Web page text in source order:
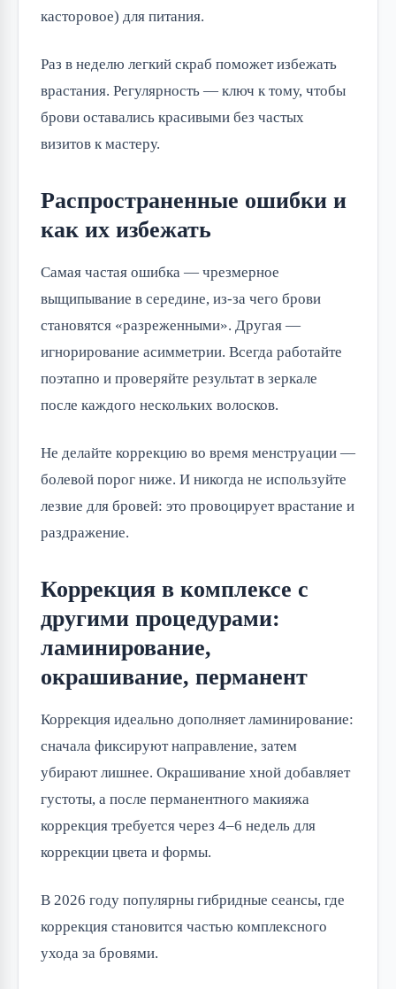
касторовое) для питания.
Раз в неделю легкий скраб поможет избежать
врастания. Регулярность — ключ к тому, чтобы
брови оставались красивыми без частых
визитов к мастеру.
Распространенные ошибки и
как их избежать
Самая частая ошибка — чрезмерное
выщипывание в середине, из-за чего брови
становятся «разреженными». Другая —
игнорирование асимметрии. Всегда работайте
поэтапно и проверяйте результат в зеркале
после каждого нескольких волосков.
Не делайте коррекцию во время менструации —
болевой порог ниже. И никогда не используйте
лезвие для бровей: это провоцирует врастание и
раздражение.
Коррекция в комплексе с
другими процедурами:
ламинирование,
окрашивание, перманент
Коррекция идеально дополняет ламинирование:
сначала фиксируют направление, затем
убирают лишнее. Окрашивание хной добавляет
густоты, а после перманентного макияжа
коррекция требуется через 4–6 недель для
коррекции цвета и формы.
В 2026 году популярны гибридные сеансы, где
коррекция становится частью комплексного
ухода за бровями.